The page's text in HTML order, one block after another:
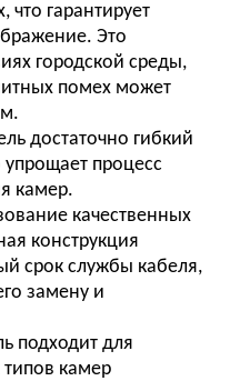
что гарантирует
Это
городской среды,
помех может
достаточно гибкий
упрощает процесс
камер.
качественных
конструкция
срок службы кабеля,
замену и
подходит для
камер